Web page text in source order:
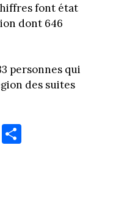
font état
dont 646
personnes qui
des suites
m
Pa